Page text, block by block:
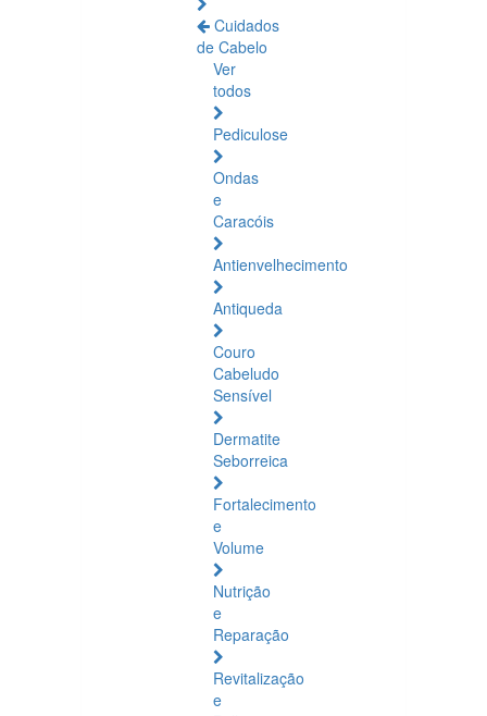
Cuidados
de Cabelo
Ver
todos
Pediculose
Ondas
e
Caracóis
Antienvelhecimento
Antiqueda
Couro
Cabeludo
Sensível
Dermatite
Seborreica
Fortalecimento
e
Volume
Nutrição
e
Reparação
Revitalização
e